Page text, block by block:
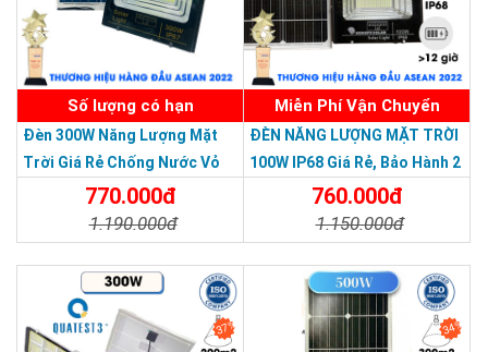
Số lượng có hạn
Đèn 300W Năng Lượng Mặt
Trời Giá Rẻ Chống Nước Vỏ
Nhôm Đúc770.000đ
1.190.000đ
Miễn Phí Vận Chuyển
ĐÈN NĂNG LƯỢNG MẶT TRỜI
100W IP68 Giá Rẻ, Bảo Hành 2
760.000đ
1.150.000đ
37% 34%